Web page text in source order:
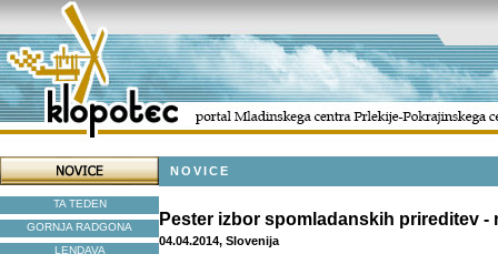
TA TEDEN
GORNJA RADGONA
LENDAVA
NOVICE
Pester izbor spomladanskih prireditev -
04.04.2014, Slovenija